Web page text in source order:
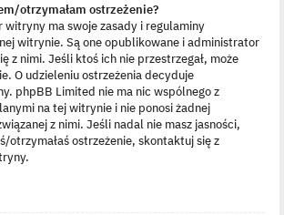
otrzymałam ostrzeżenie?
ma swoje zasady i regulaminy
witrynie. Są one opublikowane i administrator
z nimi. Jeśli ktoś ich nie przestrzegał, może
O udzieleniu ostrzeżenia decyduje
phpBB Limited nie ma nic wspólnego z
na tej witrynie i nie ponosi żadnej
z nimi. Jeśli nadal nie masz jasności,
otrzymałaś ostrzeżenie, skontaktuj się z